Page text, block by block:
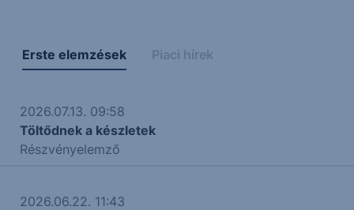
Erste elemzések Piaci hírek
2026.07.13. 09:58
Töltődnek a készletek
Részvényelemző
2026.06.22. 11:43